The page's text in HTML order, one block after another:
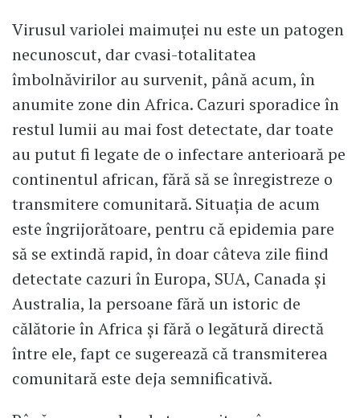
Virusul variolei maimuței nu este un patogen
necunoscut, dar cvasi-totalitatea
îmbolnăvirilor au survenit, până acum, în
anumite zone din Africa. Cazuri sporadice în
restul lumii au mai fost detectate, dar toate
au putut fi legate de o infectare anterioară pe
continentul african, fără să se înregistreze o
transmitere comunitară. Situația de acum
este îngrijorătoare, pentru că epidemia pare
să se extindă rapid, în doar câteva zile fiind
detectate cazuri în Europa, SUA, Canada și
Australia, la persoane fără un istoric de
călătorie în Africa și fără o legătură directă
între ele, fapt ce sugerează că transmiterea
comunitară este deja semnificativă.